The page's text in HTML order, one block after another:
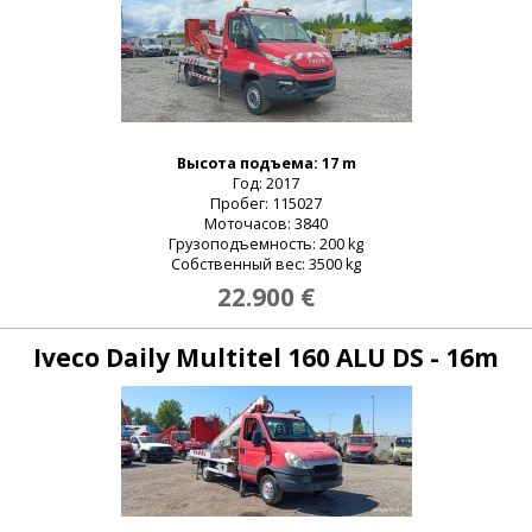
Высота подъема: 17 m
Год: 2017
Пробег: 115027
Моточасов: 3840
Грузоподъемность: 200 kg
Собственный вес: 3500 kg
22.900 €
Iveco Daily Multitel 160 ALU DS - 16m